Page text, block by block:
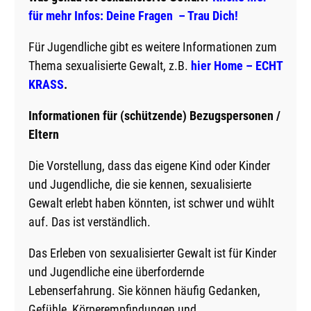
für mehr Infos: Deine Fragen – Trau Dich!
Für Jugendliche gibt es weitere Informationen zum
Thema sexualisierte Gewalt, z.B. hier Home – ECHT
KRASS.
Informationen für (schützende) Bezugspersonen /
Eltern
Die Vorstellung, dass das eigene Kind oder Kinder
und Jugendliche, die sie kennen, sexualisierte
Gewalt erlebt haben könnten, ist schwer und wühlt
auf. Das ist verständlich.
Das Erleben von sexualisierter Gewalt ist für Kinder
und Jugendliche eine überfordernde
Lebenserfahrung. Sie können häufig Gedanken,